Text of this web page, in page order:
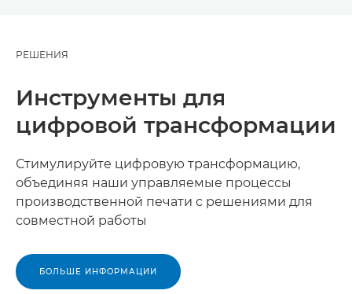
РЕШЕНИЯ
Инструменты для
цифровой трансформации
Стимулируйте цифровую трансформацию,
объединяя наши управляемые процессы
производственной печати с решениями для
совместной работы
БОЛЬШЕ ИНФОРМАЦИИ